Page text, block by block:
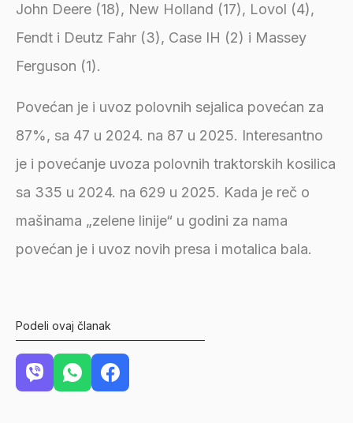
John Deere (18), New Holland (17), Lovol (4),
Fendt i Deutz Fahr (3), Case IH (2) i Massey
Ferguson (1).
Povećan je i uvoz polovnih sejalica povećan za
87%, sa 47 u 2024. na 87 u 2025. Interesantno
je i povećanje uvoza polovnih traktorskih kosilica
sa 335 u 2024. na 629 u 2025. Kada je reč o
mašinama „zelene linije“ u godini za nama
povećan je i uvoz novih presa i motalica bala.
Podeli ovaj članak